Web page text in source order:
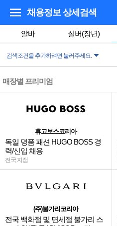
채용정보 상세검색
알바 실버(장년)
검색조건을 추가하려면 눌러주세요.
매장별 프리미엄
휴고보스코리아
독일 명품 패션 HUGO BOSS 경
력/신입 채용
전국 지점
(주)불가리코리아
전국 백화점 및 면세점 불가리 스